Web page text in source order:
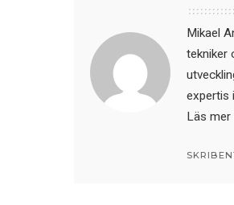
Mikael
tekniker
expertis
Läs mer